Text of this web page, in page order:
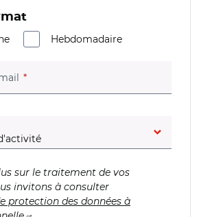
Hebdomadaire
(champ obligatoire)
sur le traitement de vos
invitons à consulter
protection des données à